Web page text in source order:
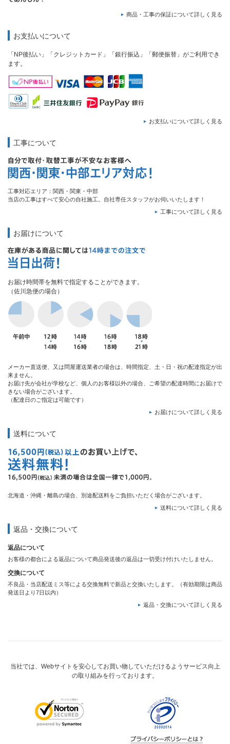
商品・工事の保証について詳しく見る
お支払いについて
「NP後払い」「クレジットカード」「銀行振込」「郵便振替」がご利用でき
ます。
お支払いについて詳しく見る
工事について
工事対応エリア：関西・関東・中部
当店の工事はすべて安心の自社施工。自社専任スタッフがお伺いいたします！
工事について詳しく見る
お届けについて
お届け時間帯を無料で指定することができます。
（佐川急便の場合）
メーカー直送便、又は問屋運送業者の場合は、時間指定、土・日・祝の配達指定が出
来ません。
お届け先が会社が学校など、個人のお客様以外の場合、ご希望の配達時間にお届けで
きない場合がございます。
（配達日のご指定は可能です）
お届けについて詳しく見る
送料について
北海道・沖縄・離島の場合、別途配送料をご負担いただく場合がございます。
送料について詳しく見る
返品・交換について
返品について
お客様の都合による返品について商品発送後の返品は一切受け付けいたしません。
交換について
不良品・当店配送ミス等による交換無料で新品と交換いたします。（有効期限は商品
発送日より7日以内）
返品・交換について詳しく見る
当社では、Webサイトを安心してお買い物していただけるようサービス向上
の取り組みを行っております。